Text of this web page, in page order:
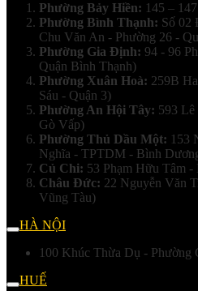
Phường Bảy Hiền: 145 –
Phường Bình Thạnh: Số 02
Chu Văn An - Phường 26 -
Phường Gia Định: 94 - 96
Quận Bình Thạnh)
Phường Xuân Hoà: 259B
Sáu - Quận 3)
Phường An Hội Tây: 593 Lê
Gò Vấp)
Phường Thủ Dầu Một: 153
Nghĩa - TPTDM - Bình
Củ Chi: 53 Phạm Hữu Tâm
Châu Đức: 22 Nguyễn Văn
Vũng Tàu)
HÀ NỘI
100 Khúc Thừa Dụ -
HUẾ